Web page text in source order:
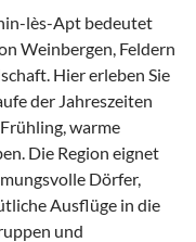
lès-Apt bedeutet
Weinbergen, Feldern
Hier erleben Sie
der Jahreszeiten
warme
Die Region eignet
Dörfer,
Ausflüge in die
und